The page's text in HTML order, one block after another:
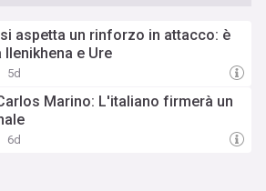
aspetta un rinforzo in attacco: è
e Ure
5d
Marino: L'italiano firmerà un
6d